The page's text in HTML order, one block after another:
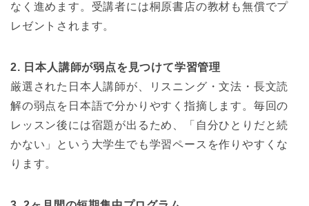
なく進めます。受講者には桐原書店の教材も無償でプ
レゼントされます。
2. 日本人講師が弱点を見つけて学習管理
厳選された日本人講師が、リスニング・文法・長文読
解の弱点を日本語で分かりやすく指摘します。毎回の
レッスン後には宿題が出るため、「自分ひとりだと続
かない」という大学生でも学習ペースを作りやすくな
ります。